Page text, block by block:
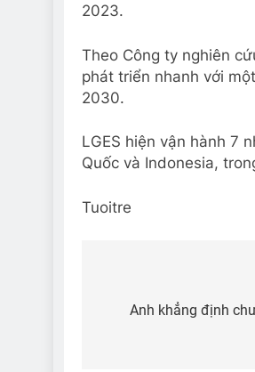
2023.
Theo Công ty nghiên
phát triển nhanh với
2030.
LGES hiện vận hành 7
Quốc và Indonesia,
Tuoitre
hướng
Anh khẳng định